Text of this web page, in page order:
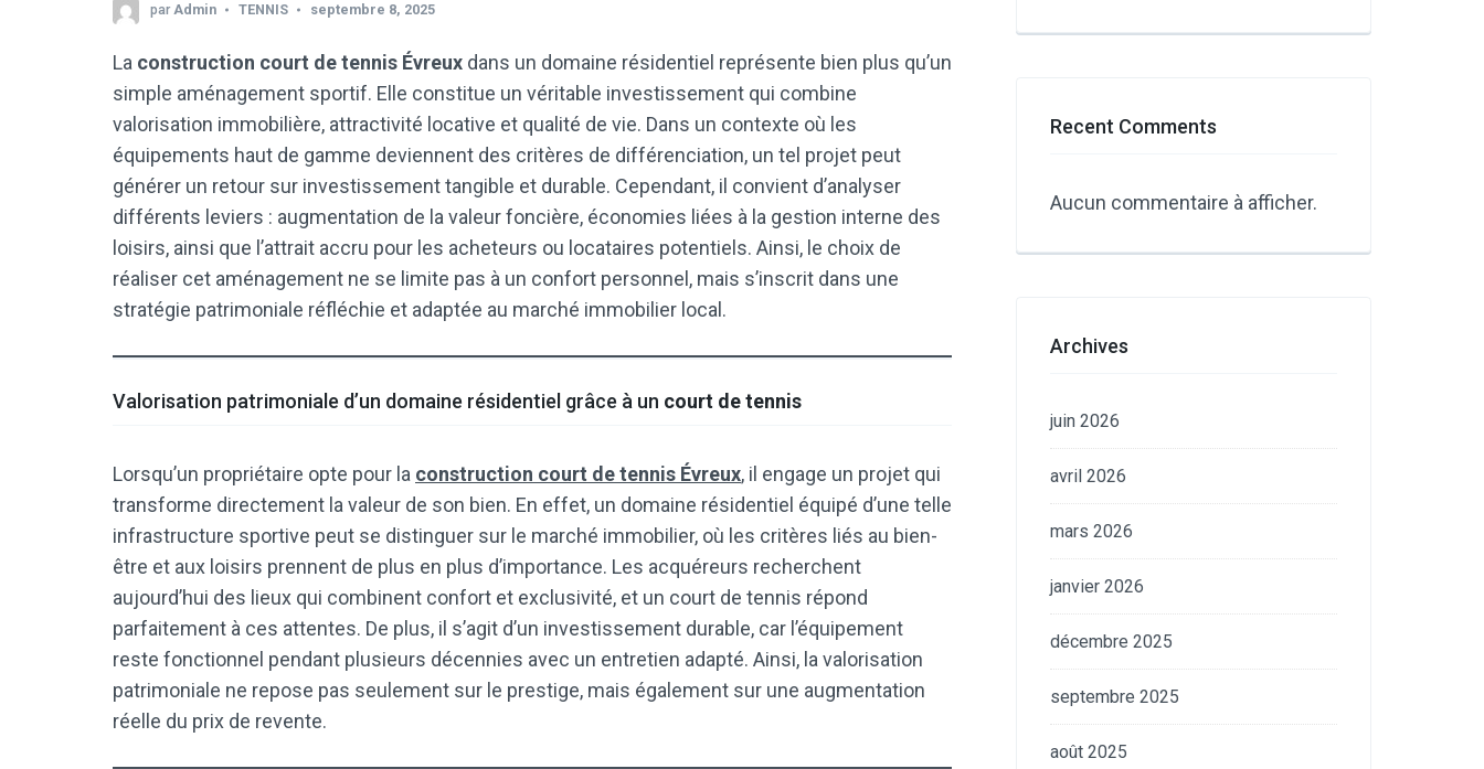
parAdmin TENNIS septembre 8, 2025
La construction court de tennis Évreux dans un domaine résidentiel représente bien plus qu’un
simple aménagement sportif. Elle constitue un véritable investissement qui combine
valorisation immobilière, attractivité locative et qualité de vie. Dans un contexte où les
équipements haut de gamme deviennent des critères de différenciation, un tel projet peut
générer un retour sur investissement tangible et durable. Cependant, il convient d’analyser
différents leviers : augmentation de la valeur foncière, économies liées à la gestion interne des
loisirs, ainsi que l’attrait accru pour les acheteurs ou locataires potentiels. Ainsi, le choix de
réaliser cet aménagement ne se limite pas à un confort personnel, mais s’inscrit dans une
stratégie patrimoniale réfléchie et adaptée au marché immobilier local.
Valorisation patrimoniale d’un domaine résidentiel grâce à un court de tennis
Lorsqu’un propriétaire opte pour la construction court de tennis Évreux, il engage un projet qui
transforme directement la valeur de son bien. En effet, un domaine résidentiel équipé d’une telle
infrastructure sportive peut se distinguer sur le marché immobilier, où les critères liés au bien-
être et aux loisirs prennent de plus en plus d’importance. Les acquéreurs recherchent
aujourd’hui des lieux qui combinent confort et exclusivité, et un court de tennis répond
parfaitement à ces attentes. De plus, il s’agit d’un investissement durable, car l’équipement
reste fonctionnel pendant plusieurs décennies avec un entretien adapté. Ainsi, la valorisation
patrimoniale ne repose pas seulement sur le prestige, mais également sur une augmentation
réelle du prix de revente.
Recent Comments
Aucun commentaire à afficher.
Archives
juin 2026
avril 2026
mars 2026
janvier 2026
décembre 2025
septembre 2025
août 2025